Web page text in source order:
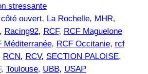
stressante
côté ouvert, La Rochelle, MHR
Racing92, RCF, RCF Maguelone
Méditerranée, RCF Occitanie, rcf
RCN, RCV, SECTION PALOISE
, Toulouse, UBB, USAP